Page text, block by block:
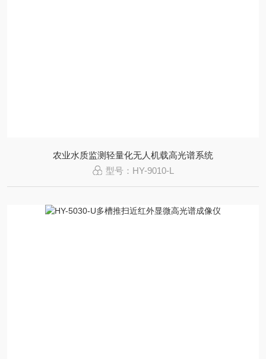
农业水质监测轻量化无人机载高光谱系统
型号：HY-9010-L